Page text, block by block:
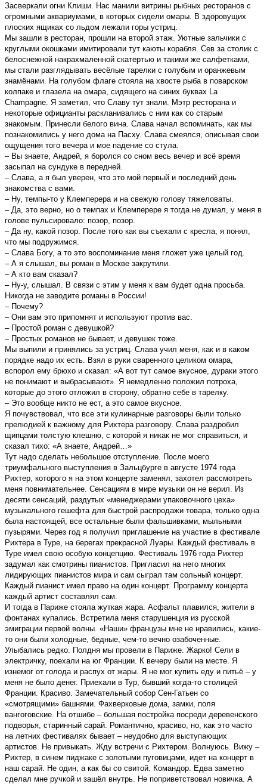
Засверкали огни Клиши. Нас манили витрины рыбных ресторанов с
огромными аквариумами, в которых сидели омары. В здоровущих
плоских ящиках со льдом лежали горы устриц.
Мы зашли в ресторан, прошли на второй этаж. Уютные зальчики с
круглыми окошками имитировали тут каюты корабля. Сев за столик с
белоснежной накрахмаленной скатертью и такими же салфетками,
мы стали разглядывать весёлые тарелки с голубым и оранжевым
знамёнами. На голубом флаге стояла на хвосте рыба в поварском
колпаке и глазела на омара, сидящего на синих буквах La
Champagne. Я заметил, что Славу тут знали. Мэтр ресторана и
некоторые официанты раскланивались с ним как со старым
знакомым. Принесли белого вина. Слава начал вспоминать, как мы
познакомились у него дома на Пасху. Слава смеялся, описывая свои
ощущения того вечера и мое падение со стула.
– Вы знаете, Андрей, я боролся со сном весь вечер и всё время
засыпал на сундуке в передней.
– Слава, а я был уверен, что это мой первый и последний день
знакомства с вами.
– Ну, темпы-то у Клемперера и на свежую голову тяжеловаты.
– Да, это верно, но о темпах и Клемперере я тогда не думал, у меня в
голове пульсировало: позор, позор.
– Да ну, какой позор. После того как вы съехали с кресла, я понял,
что мы подружимся.
– Слава Богу, а то это воспоминание меня гложет уже целый год.
– А я слышал, вы роман в Москве закрутили.
– А кто вам сказал?
– Ну-у, слышал. В связи с этим у меня к вам будет одна просьба.
Никогда не заводите романы в Pоссии!
– Почему?
– Они вам это припомнят и используют против вас.
– Простой роман с девушкой?
– Простых романов не бывает, и девушек тоже.
Мы выпили и принялись за устриц. Слава учил меня, как и в каком
порядке надо их есть. Взял в руки сваренного целиком омара,
вспорол ему брюхо и сказал: «А вот тут самое вкусное, дураки этого
не понимают и выбрасывают». Я немедленно положил потроха,
которые до этого отложил в сторону, обратно себе в тарелку.
– Это вообще никто не ест, а это самое вкусное.
Я почувствовал, что все эти кулинарные разговоры были только
прелюдией к важному для Рихтера разговору. Слава раздробил
щипцами толстую клешню, с которой я никак не мог справиться, и
сказал тихо: «А знаете, Андрей…»
Тут надо сделать небольшое отступление. После моего
триумфального выступления в Зальцбурге в августе 1974 года
Pихтер, которого я на этом концерте заменял, захотел рассмотреть
меня повнимательнее. Сенсациям в мире музыки он не верил. Из
десяти сенсаций, раздутых «менеджерами упаковочного цеха»
музыкального гешефта для быстрой распродажи товара, только одна
была настоящей, все остальные были фальшивками, мыльными
пузырями. Через год я получил приглашение на участие в фестивале
Рихтера в Туре, на берегах прекрасной Луары. Каждый фестиваль в
Туре имел свою особую концепцию. Фестиваль 1976 года Рихтер
задумал как смотрины пианистов. Пригласил на него многих
лидирующих пианистов мира и сам сыграл там сольный концерт.
Каждый пианист имел право на один концерт. Программу концерта
каждый артист составлял сам.
И тогда в Париже стояла жуткая жара. Асфальт плавился, жители в
фонтанах купались. Встретила меня старушенция из русской
эмиграции первой волны. «Наши» французы мне не нравились, какие-
то они были холодные, бедные, чем-то вечно озабоченные.
Улыбались редко. Полдня мы провeли в Париже. Жарко! Сели в
электричку, поехали на юг Франции. К вечеру были на месте. Я
изнемог от голода и распух от жары. Я не мог купить еду и питьё – у
меня не было денег. Приехали в Тур, бывший когда-то столицей
Франции. Красиво. Замечательный собор Сен-Гатьен со
«смотрящими» башнями. Фахверковые дома, замки, поля
вангоговские. На отшибе – большая постройка посреди деревенского
подворья, старинный сарай. Романтично, красиво, но, как это часто
на летних фестивалях бывает – неудобно для выступающих
артистов. Не привыкать. Жду встречи с Pихтером. Волнуюсь. Вижу –
Рихтер, в синем пиджаке с золотыми пуговицами, идет на концерт в
наш сарай. Не один, а как бы со свитой. Командор. Едва заметно
сделал мне ручкой и зашёл внутрь. Не поприветствовал новичка. А